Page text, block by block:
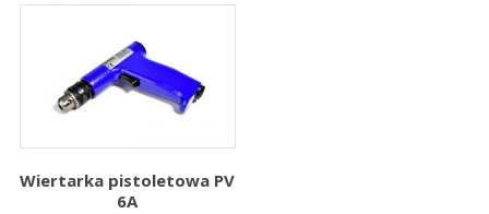
Wiertarka pistoletowa PV
6A